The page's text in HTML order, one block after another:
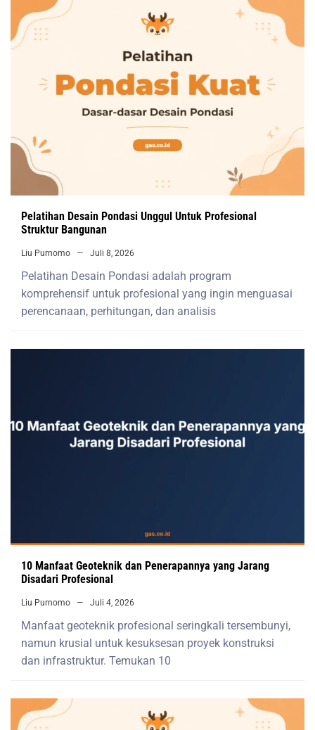
Pelatihan Desain Pondasi Unggul Untuk Profesional
Struktur Bangunan
Liu Purnomo Juli 8, 2026
Pelatihan Desain Pondasi adalah program
komprehensif untuk profesional yang ingin menguasai
perencanaan, perhitungan, dan analisis
10 Manfaat Geoteknik dan Penerapannya yang Jarang
Disadari Profesional
Liu Purnomo Juli 4, 2026
Manfaat geoteknik profesional seringkali tersembunyi,
namun krusial untuk kesuksesan proyek konstruksi
dan infrastruktur. Temukan 10